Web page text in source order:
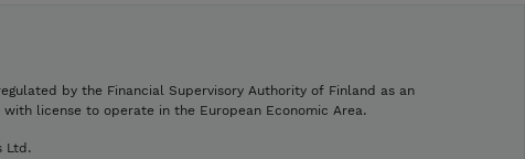
by the Financial Supervisory Authority of Finland as an
license to operate in the European Economic Area.
Ltd.